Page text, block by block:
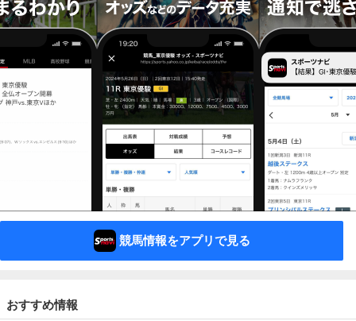
競馬情報をアプリで見る
おすすめ情報